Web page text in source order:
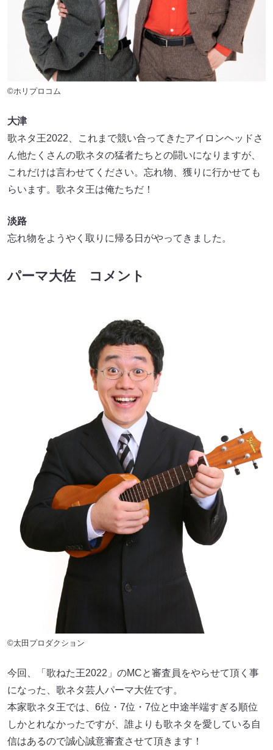
©ホリプロコム
大津
歌ネタ王2022、これまで競い合ってきたアイロンヘッドさ
ん他たくさんの歌ネタの猛者たちとの闘いになりますが、
これだけは言わせてください。忘れ物、獲りに行かせても
らいます。歌ネタ王は俺たちだ！
淡路
忘れ物をようやく取りに帰る日がやってきました。
パーマ大佐 コメント
©太田プロダクション
今回、「歌ねた王2022」のMCと審査員をやらせて頂く事
になった、歌ネタ芸人パーマ大佐です。
本家歌ネタ王では、6位・7位・7位と中途半端すぎる順位
しかとれなかったですが、誰よりも歌ネタを愛している自
信はあるので誠心誠意審査させて頂きます！